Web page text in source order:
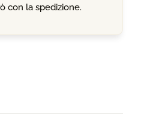
con la spedizione.